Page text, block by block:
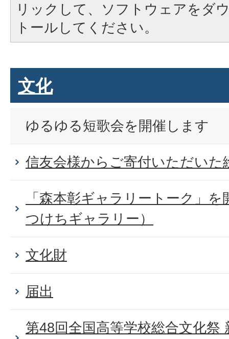
リックして、ソフトウェアをダ
トールしてください。
文化
ゆるゆる短歌会を開催します
信友会様からご寄付いただいた
「森本彰ギャラリートーク」
つけちギャラリー）
文化財
届出
第48回全国高等学校総合文化祭